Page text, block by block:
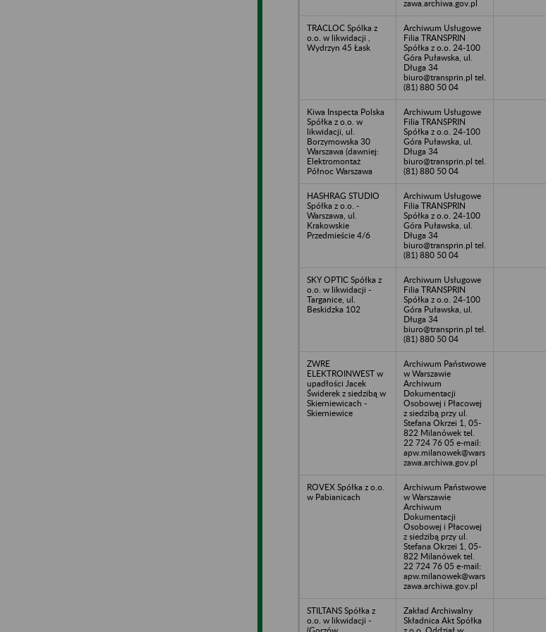
zawa.archiwa.gov.pl
TRACLOC Spólka z
o.o. w likwidacji ,
Wydrzyn 45 Łask
Archiwum Usługowe
Filia TRANSPRIN
Spółka z o.o. 24-100
Góra Puławska, ul.
Długa 34
biuro@transprin.pl tel.
(81) 880 50 04
Kiwa Inspecta Polska
Spółka z o.o. w
likwidacji, ul.
Borzymowska 30
Warszawa (dawniej:
Elektromontaż
Północ Warszawa
Archiwum Usługowe
Filia TRANSPRIN
Spółka z o.o. 24-100
Góra Puławska, ul.
Długa 34
biuro@transprin.pl tel.
(81) 880 50 04
HASHRAG STUDIO
Spółka z o.o. -
Warszawa, ul.
Krakowskie
Przedmieście 4/6
Archiwum Usługowe
Filia TRANSPRIN
Spółka z o.o. 24-100
Góra Puławska, ul.
Długa 34
biuro@transprin.pl tel.
(81) 880 50 04
SKY OPTIC Spółka z
o.o. w likwidacji -
Targanice, ul.
Beskidzka 102
Archiwum Usługowe
Filia TRANSPRIN
Spółka z o.o. 24-100
Góra Puławska, ul.
Długa 34
biuro@transprin.pl tel.
(81) 880 50 04
ZWRE
ELEKTROINWEST w
upadłości Jacek
Świderek z siedzibą w
Skierniewicach -
Skierniewice
Archiwum Państwowe
w Warszawie
Archiwum
Dokumentacji
Osobowej i Płacowej
z siedzibą przy ul.
Stefana Okrzei 1, 05-
822 Milanówek tel.
22 724 76 05 e-mail:
apw.milanowek@wars
zawa.archiwa.gov.pl
ROVEX Spółka z o.o.
w Pabianicach
Archiwum Państwowe
w Warszawie
Archiwum
Dokumentacji
Osobowej i Płacowej
z siedzibą przy ul.
Stefana Okrzei 1, 05-
822 Milanówek tel.
22 724 76 05 e-mail:
apw.milanowek@wars
zawa.archiwa.gov.pl
STILTANS Spółka z
o.o. w likwidacji -
Zakład Archiwalny
Składnica Akt Spółka